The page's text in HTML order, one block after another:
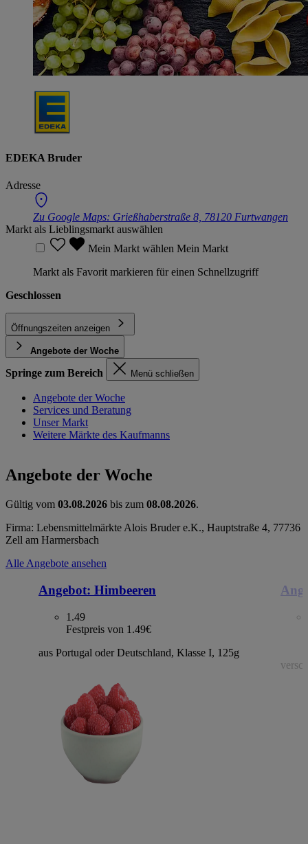
EDEKA Bruder
Adresse
Zu Google Maps: Grießhaberstraße 8, 78120 Furtwangen
Markt als Lieblingsmarkt auswählen
Mein Markt wählen Mein Markt
Markt als Favorit markieren für einen Schnellzugriff
Geschlossen
Öffnungszeiten anzeigen
Angebote der Woche
Springe zum Bereich Menü schließen
Angebote der Woche
Services und Beratung
Unser Markt
Weitere Märkte des Kaufmanns
Angebote der Woche
Gültig vom 03.08.2026 bis zum 08.08.2026.
Firma: Lebensmittelmärkte Alois Bruder e.K., Hauptstraße 4, 77736
Zell am Harmersbach
Alle Angebote ansehen
Angebot: Himbeeren
1.49
Festpreis von 1.49€
aus Portugal oder Deutschland, Klasse I, 125g